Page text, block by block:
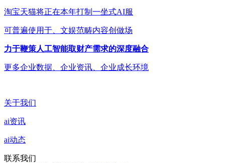
淘宝天猫将正在本年打制一坐式AI服
可普遍使用于、文娱范畴内容创做场
力于鞭策人工智能取财产需求的深度融合
更多企业数据、企业资讯、企业成长环境
关于我们
ai资讯
ai动态
联系我们